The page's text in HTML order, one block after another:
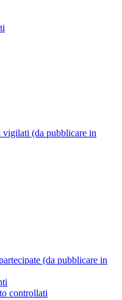
(da pubblicare in
(da pubblicare in
controllati